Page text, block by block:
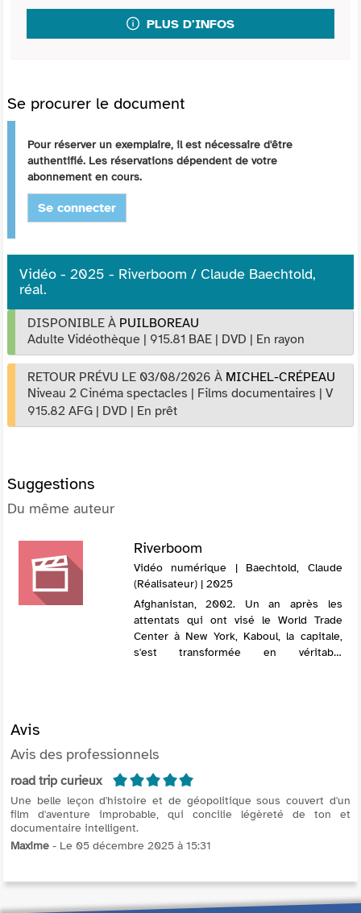
PLUS D'INFOS
Se procurer le document
Pour réserver un exemplaire, il est nécessaire d'être
authentifié. Les réservations dépendent de votre
abonnement en cours.
Se connecter
Vidéo - 2025 - Riverboom / Claude Baechtold,
réal.
DISPONIBLE À PUILBOREAU
Adulte Vidéothèque | 915.81 BAE | DVD | En rayon
RETOUR PRÉVU LE 03/08/2026 À MICHEL-CRÉPEAU
Niveau 2 Cinéma spectacles | Films documentaires | V
915.82 AFG | DVD | En prêt
Suggestions
Du même auteur
Riverboom
Vidéo numérique | Baechtold, Claude
(Réalisateur) | 2025
Afghanistan, 2002. Un an après les
attentats qui ont visé le World Trade
Center à New York, Kaboul, la capitale,
s'est transformée en véritable
Avis
Avis des professionnels
road trip curieux 5/5
Une belle leçon d'histoire et de géopolitique sous couvert d'un
film d'aventure improbable, qui concilie légèreté de ton et
documentaire intelligent.
Maxime - Le 05 décembre 2025 à 15:31